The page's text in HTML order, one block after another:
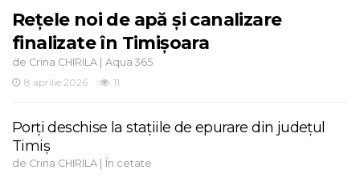
Rețele noi de apă și canalizare
finalizate în Timișoara
de Crina CHIRILA | Aqua 365
8 aprilie 2026
11
Porți deschise la stațiile de epurare din județul
Timiș
de Crina CHIRILA | În cetate